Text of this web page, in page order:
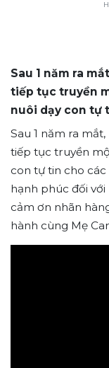
Sau 1 năm ra
tiếp tục truyền
nuôi dạy con tự
Sau 1 năm ra
tiếp tục truyền
con tự tin cho
hạnh phúc đối
cảm ơn nhãn
hành cùng Mẹ